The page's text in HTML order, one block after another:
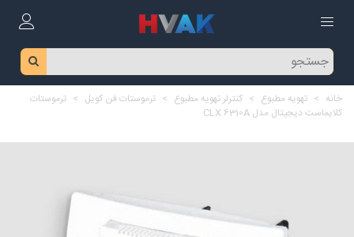
خانه > تهویه مطبوع > کنترلر تهویه مطبوع > ترموستات فن کویل > ترموستات
کلایماست دیجیتال مدل CLX 6310A